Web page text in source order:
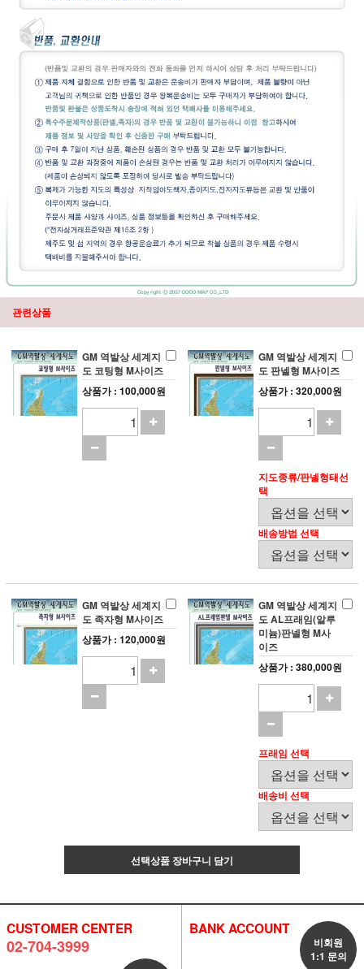
관련상품
GM 역발상 세계지
도 코팅형 M사이즈
상품가 : 100,000원
GM 역발상 세계지
도 판넬형 M사이즈
상품가 : 320,000원
지도종류/판넬형태선
택
배송방법 선택
GM 역발상 세계지
도 족자형 M사이즈
상품가 : 120,000원
GM 역발상 세계지
도 AL프래임(알루
미늄)판넬형 M사
이즈
상품가 : 380,000원
프래임 선택
배송비 선택
선택상품 장바구니 담기
CUSTOMER CENTER
02-704-3999
BANK ACCOUNT
비회원
1:1 문의